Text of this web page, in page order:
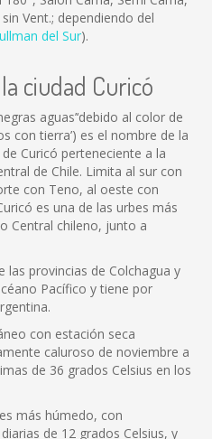
Vent.; dependiendo del
del Sur).
ciudad Curicó
aguas’‘debido al color de
con tierra’) es el nombre de la
Curicó perteneciente a la
de Chile. Limita al sur con
con Teno, al oeste con
es una de las urbes más
Central chileno, junto a
las provincias de Colchagua y
Pacífico y tiene por
con estación seca
caluroso de noviembre a
de 36 grados Celsius en los
más húmedo, con
de 12 grados Celsius, y